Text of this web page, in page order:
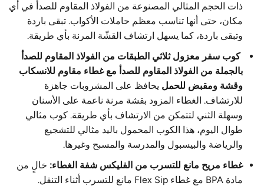
ذات الحجم المثالي المصنوعة من الفولاذ المقاوم للصدأ في أي
مكان، حتى أنها تناسب معظم حاملات الأكواب. تبقى باردة
وتبقى باردة، كما يسهل ارتشاف القشّة المرنة بأي طريقة.
كوب سفر معزول ثلاثي الطبقات من الفولاذ المقاوم للصدأ
بالجملة من الفولاذ المقاوم للصدأ مع غطاء مقاوم للانسكاب
وقشة ومقبض للحمل يحافظ على المشروبات جاهزة
للارتشاف. الغطاء المزود بقشة مرنة ناعمة على الأسنان
وسهلة الثني لتتمكن من الارتشاف بأي طريقة. كوب مثالي
طوال اليوم، هذا الكوب المحمول باليد مثالي للتشجيع
والرياضة والبيسبول والمدرسة والمسبح وغيرها.
غطاء مريح مانع للتسرب من الفليكس شفة الغطاء: خالٍ من
مادة BPA مع غطاء Flex Sip مانع للتسرب أثناء التنقل.